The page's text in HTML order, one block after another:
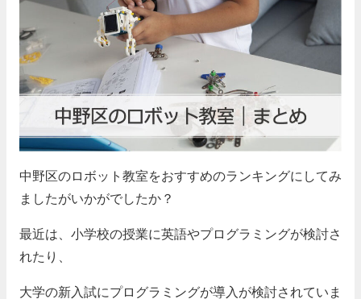
中野区のロボット教室をおすすめのランキングにしてみ
ましたがいかがでしたか？
最近は、小学校の授業に英語やプログラミングが検討さ
れたり、
大学の新入試にプログラミングが導入が検討されていま